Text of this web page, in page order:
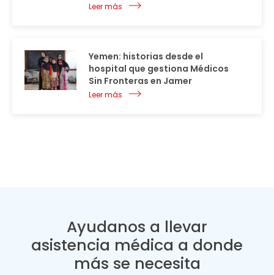
Leer más
Yemen: historias desde el
hospital que gestiona Médicos
Sin Fronteras en Jamer
Leer más
Ayudanos a llevar
asistencia médica a donde
más se necesita